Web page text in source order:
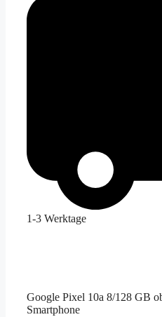
1-3 Werktage
Google Pixel 10a 8/128 GB
Smartphone